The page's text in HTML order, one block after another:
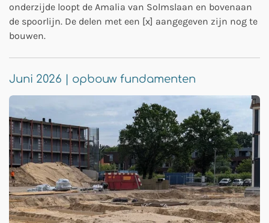
onderzijde loopt de Amalia van Solmslaan en bovenaan
de spoorlijn. De delen met een [x] aangegeven zijn nog te
bouwen.
Juni 2026 | opbouw fundamenten